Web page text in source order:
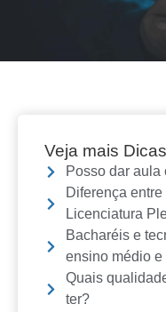
Veja mais Dicas
Posso dar aula
Diferença
Licenciatura
Bacharéis e
ensino médio e
Quais
ter?